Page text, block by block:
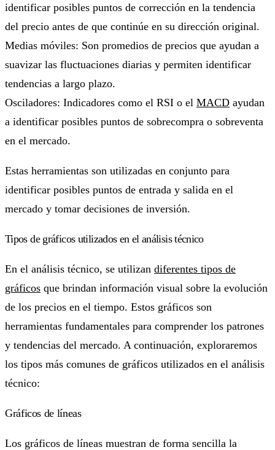
identificar posibles puntos de corrección en la tendencia
del precio antes de que continúe en su dirección original.
Medias móviles: Son promedios de precios que ayudan a
suavizar las fluctuaciones diarias y permiten identificar
tendencias a largo plazo.
Osciladores: Indicadores como el RSI o el MACD ayudan
a identificar posibles puntos de sobrecompra o sobreventa
en el mercado.
Estas herramientas son utilizadas en conjunto para
identificar posibles puntos de entrada y salida en el
mercado y tomar decisiones de inversión.
Tipos de gráficos utilizados en el análisis técnico
En el análisis técnico, se utilizan diferentes tipos de
gráficos que brindan información visual sobre la evolución
de los precios en el tiempo. Estos gráficos son
herramientas fundamentales para comprender los patrones
y tendencias del mercado. A continuación, exploraremos
los tipos más comunes de gráficos utilizados en el análisis
técnico:
Gráficos de líneas
Los gráficos de líneas muestran de forma sencilla la